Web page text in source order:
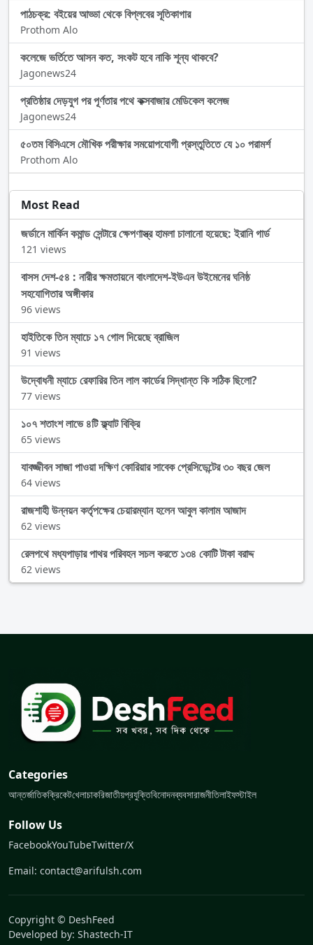
পাঠচক্র: বইয়ের আড্ডা থেকে বিপ্লবের সূতিকাগার
Prothom Alo
কলেজে ভর্তিতে আসন কত, সংকট হবে নাকি শূন্য থাকবে?
Jagonews24
প্রতিষ্ঠার দেড়যুগ পর পূর্ণতার পথে কক্সবাজার মেডিকেল কলেজ
Jagonews24
৫০তম বিসিএসে মৌখিক পরীক্ষার সময়োপযোগী প্রস্তুতিতে যে ১০ পরামর্শ
Prothom Alo
Most Read
জর্ডানে মার্কিন কমান্ড সেন্টারে ক্ষেপণাস্ত্র হামলা চালানো হয়েছে: ইরানি গার্ড
121 views
বাসস দেশ-৫৪ : নারীর ক্ষমতায়নে বাংলাদেশ-ইউএন উইমেনের ঘনিষ্ঠ
সহযোগিতার অঙ্গীকার
96 views
হাইতিকে তিন ম্যাচে ১৭ গোল দিয়েছে ব্রাজিল
91 views
উদ্বোধনী ম্যাচে রেফারির তিন লাল কার্ডের সিদ্ধান্ত কি সঠিক ছিলো?
77 views
১০৭ শতাংশ লাভে ৪টি ফ্ল্যাট বিক্রি
65 views
যাবজ্জীবন সাজা পাওয়া দক্ষিণ কোরিয়ার সাবেক প্রেসিডেন্টের ৩০ বছর জেল
64 views
রাজশাহী উন্নয়ন কর্তৃপক্ষের চেয়ারম্যান হলেন আবুল কালাম আজাদ
62 views
রেলপথে মধ্যপাড়ার পাথর পরিবহন সচল করতে ১৩৪ কোটি টাকা বরাদ্দ
62 views
Categories
আন্তর্জাতিকক্রিকেটখেলাচাকরিজাতীয়প্রযুক্তিবিনোদনব্যবসারাজনীতিলাইফস্টাইল
Follow Us
FacebookYouTubeTwitter/X
Email: contact@arifulsh.com
Copyright © DeshFeed
Developed by: Shastech-IT